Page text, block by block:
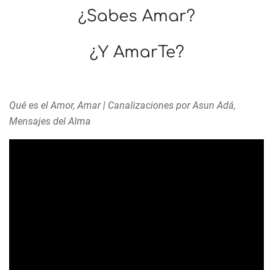
¿Sabes Amar?
¿Y AmarTe?
Qué es el Amor, Amar | Canalizaciones por Asun Adá,
Mensajes del Alma